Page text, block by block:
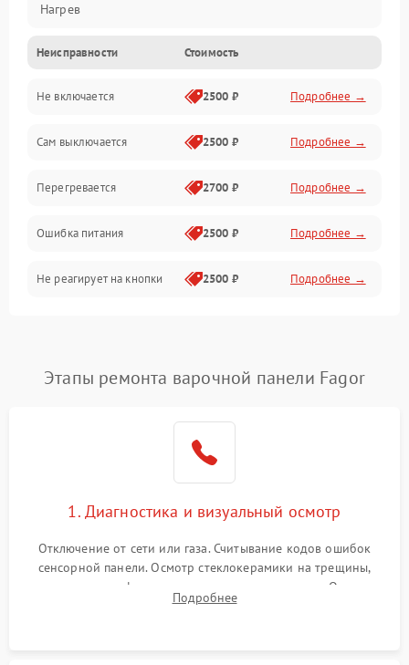
Нагрев
Неисправности Стоимость
Не включается 2500 ₽ Подробнее →
Сам выключается 2500 ₽ Подробнее →
Перегревается 2700 ₽ Подробнее →
Ошибка питания 2500 ₽ Подробнее →
Не реагирует на кнопки 2500 ₽ Подробнее →
Этапы ремонта варочной панели Fagor
1. Диагностика и визуальный осмотр
Отключение от сети или газа. Считывание кодов ошибок
сенсорной панели. Осмотр стеклокерамики на трещины,
проверка конфорок на равномерность нагрева. Опрос
клиента о симптомах (не включается, не видит посуду,
Подробнее